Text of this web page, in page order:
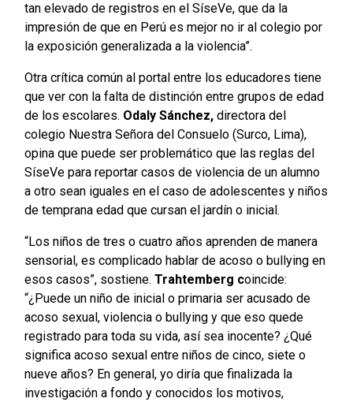
tan elevado de registros en el SíseVe, que da la
impresión de que en Perú es mejor no ir al colegio por
la exposición generalizada a la violencia”.
Otra crítica común al portal entre los educadores tiene
que ver con la falta de distinción entre grupos de edad
de los escolares. Odaly Sánchez,directora del
colegio Nuestra Señora del Consuelo (Surco, Lima),
opina que puede ser problemático que las reglas del
SíseVe para reportar casos de violencia de un alumno
a otro sean iguales en el caso de adolescentes y niños
de temprana edad que cursan el jardín o inicial.
“Los niños de tres o cuatro años aprenden de manera
sensorial, es complicado hablar de acoso o bullying en
esos casos”, sostiene. Trahtemberg coincide:
“¿Puede un niño de inicial o primaria ser acusado de
acoso sexual, violencia o bullying y que eso quede
registrado para toda su vida, así sea inocente? ¿Qué
significa acoso sexual entre niños de cinco, siete o
nueve años? En general, yo diría que finalizada la
investigación a fondo y conocidos los motivos,